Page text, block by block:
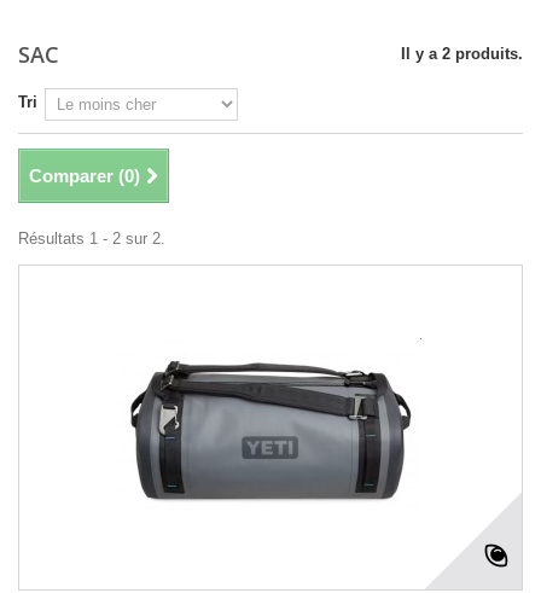
SAC Il y a 2 produits.
Tri
Comparer (0)
Résultats 1 - 2 sur 2.